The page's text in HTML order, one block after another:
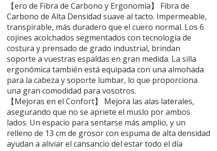
【ero de Fibra de Carbono y Ergonomía】 Fibra de
Carbono de Alta Densidad suave al tacto. Impermeable,
transpirable, más duradero que el cuero normal. Los 6
cojines acolchados segmentados con tecnología de
costura y prensado de grado industrial, brindan
soporte a vuestras espaldas en gran medida. La silla
ergonómica también está equipada con una almohada
para la cabeza y soporte lumbar, lo que proporciona
una gran comodidad para vosotros.
【Mejoras en el Confort】 Mejora las alas laterales,
asegurando que no se apriete el muslo por ambos
lados. Un espacio para sentarse más amplio, y un
relleno de 13 cm de grosor con espuma de alta densidad
ayudan a aliviar el cansancio del estar todo el día